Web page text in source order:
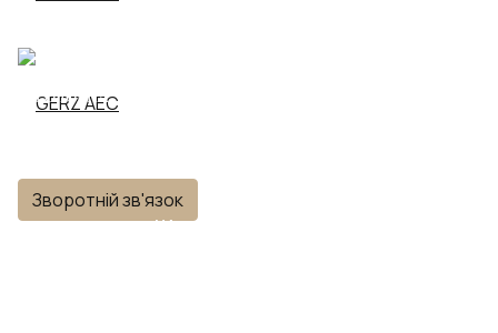
ГОЛОВНА
КОНТАКТИ UA
Зворотній зв'язок